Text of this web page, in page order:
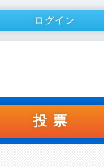
ログイン
投票